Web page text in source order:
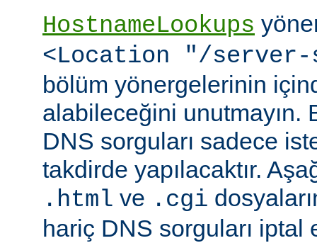
HostnameLookups
<Location "/
bölüm yönergelerinin
alabileceğini unutmayın.
DNS sorguları sadece
takdirde yapılacaktır.
.html ve .cgi
hariç DNS sorguları iptal